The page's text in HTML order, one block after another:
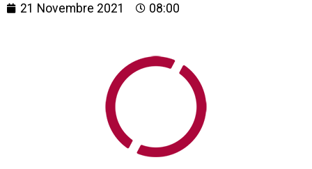
21 Novembre 2021 08:00